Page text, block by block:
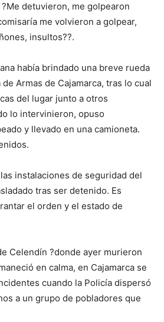
detuvieron, me golpearon
me volvieron a golpear,
insultos??.
había brindado una breve rueda
Armas de Cajamarca, tras lo cual
del lugar junto a otros
lo intervinieron, opuso
y llevado en una camioneta.
instalaciones de seguridad del
tras ser detenido. Es
el orden y el estado de
Celendín ?donde ayer murieron
en calma, en Cajamarca se
cuando la Policía dispersó
a un grupo de pobladores que